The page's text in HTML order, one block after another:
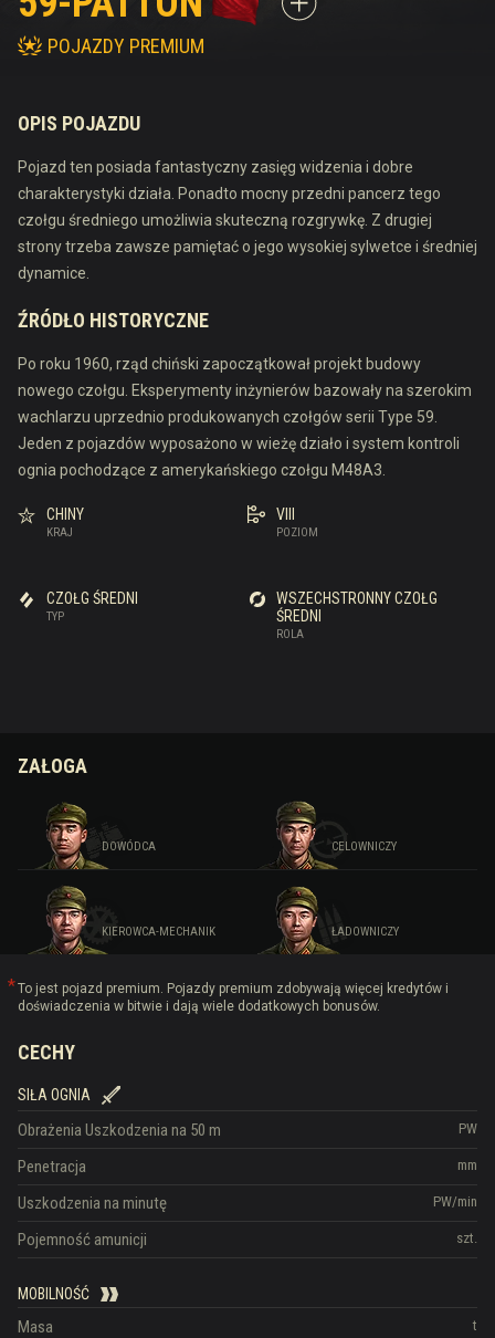
POJAZDY PREMIUM
OPIS POJAZDU
Pojazd ten posiada fantastyczny zasięg widzenia i dobre
charakterystyki działa. Ponadto mocny przedni pancerz tego
czołgu średniego umożliwia skuteczną rozgrywkę. Z drugiej
strony trzeba zawsze pamiętać o jego wysokiej sylwetce i średniej
dynamice.
ŹRÓDŁO HISTORYCZNE
Po roku 1960, rząd chiński zapoczątkował projekt budowy
nowego czołgu. Eksperymenty inżynierów bazowały na szerokim
wachlarzu uprzednio produkowanych czołgów serii Type 59.
Jeden z pojazdów wyposażono w wieżę działo i system kontroli
ognia pochodzące z amerykańskiego czołgu M48A3.
KRAJ
CHINY
POZIOM
VIII
TYP
CZOŁG ŚREDNI
ROLA
WSZECHSTRONNY CZOŁG
ŚREDNI
ZAŁOGA
DOWÓDCA CELOWNICZY
KIEROWCA-MECHANIK ŁADOWNICZY
To jest pojazd premium. Pojazdy premium zdobywają więcej kredytów i
doświadczenia w bitwie i dają wiele dodatkowych bonusów.
CECHY
SIŁA OGNIA
PW
Obrażenia Uszkodzenia na 50 m
mm
Penetracja
PW/min
Uszkodzenia na minutę
szt.
Pojemność amunicji
MOBILNOŚĆ
t
Masa